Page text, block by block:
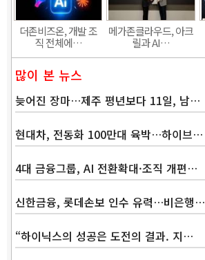
더존비즈온, 개발 조
직 전체에…
메가존클라우드, 아크
릴과 AI…
많이 본 뉴스
늦어진 장마…제주 평년보다 11일, 남…
현대차, 전동화 100만대 육박…하이브…
4대 금융그룹, AI 전환확대·조직 개편…
신한금융, 롯데손보 인수 유력…비은행…
“하이닉스의 성공은 도전의 결과. 지…